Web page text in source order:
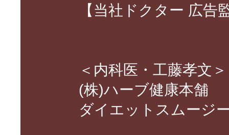
【当社ドクター 広告
＜内科医・工藤孝文＞
(株)ハーブ健康本舗
ダイエットスムージ